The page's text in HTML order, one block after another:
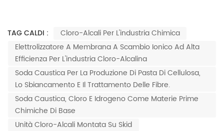
TAG CALDI :
Cloro-Alcali Per L'industria Chimica
Elettrolizzatore A Membrana A Scambio Ionico Ad Alta
Efficienza Per L'industria Cloro-Alcalina
Soda Caustica Per La Produzione Di Pasta Di Cellulosa,
Lo Sbiancamento E Il Trattamento Delle Fibre.
Soda Caustica, Cloro E Idrogeno Come Materie Prime
Chimiche Di Base
Unità Cloro-Alcali Montata Su Skid